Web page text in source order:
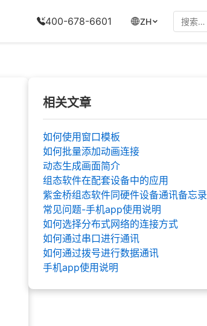
400-678-6601 ZH
索：
相关文章
如何使用窗口模板
如何批量添加动画连接
动态生成画面简介
组态软件在配套设备中的应用
紫金桥组态软件同硬件设备通讯备忘录
常见问题-手机app使用说明
如何选择分布式网络的连接方式
如何通过串口进行通讯
如何通过拨号进行数据通讯
手机app使用说明